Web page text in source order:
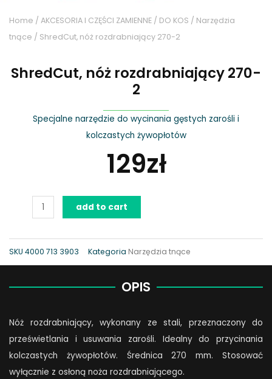
Home / AKCESORIA I CZĘŚCI ZAMIENNE / DO KOS / Narzędzia
tnące / ShredCut, nóż rozdrabniający 270-2
ShredCut, nóż rozdrabniający 270-
2
Specjalne narzędzie do wycinania gęstych zarośli i
kolczastych żywopłotów
129zł
ShredCut,
add to cart
SKU 4000 713 3903 Kategoria Narzędzia tnące
OPIS
Nóż rozdrabniający, wykonany ze stali, przeznaczony do
prześwietlania i usuwania zarośli. Idealny do przycinania
kolczastych żywopłotów. Średnica 270 mm. Stosować
wyłącznie z osłoną noża rozdrabniającego.